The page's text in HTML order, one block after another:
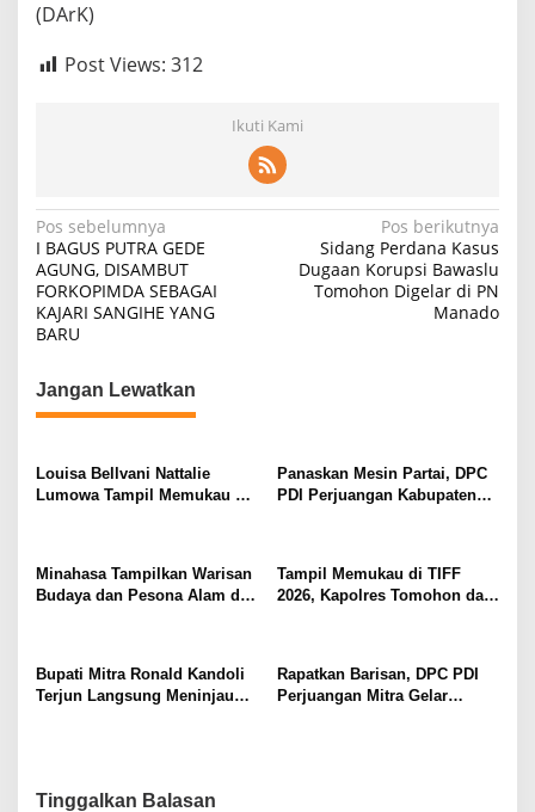
(DArK)
Post Views: 312
Ikuti Kami
N
a
v
i
a
i
p
s
Pos sebelumnya
I BAGUS PUTRA GEDE
AGUNG, DISAMBUT
FORKOPIMDA SEBAGAI
KAJARI SANGIHE YANG
BARU
Pos berikutnya
Sidang Perdana Kasus
Dugaan Korupsi Bawaslu
Tomohon Digelar di PN
Manado
Jangan Lewatkan
Louisa Bellvani Nattalie
Lumowa Tampil Memukau Di
Panaskan Mesin Partai, DPC
PDI Perjuangan Kabupaten
Minahasa Tampilkan Warisan
Budaya dan Pesona Alam di
Tampil Memukau di TIFF
2026, Kapolres Tomohon dan
Bupati Mitra Ronald Kandoli
Terjun Langsung Meninjau
Rapatkan Barisan, DPC PDI
Perjuangan Mitra Gelar
Tinggalkan Balasan